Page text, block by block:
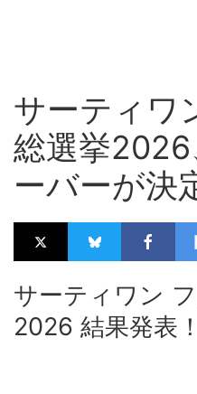
サーティワ
総選挙2026
ーバーが決
サーティワン
2026 結果発表！